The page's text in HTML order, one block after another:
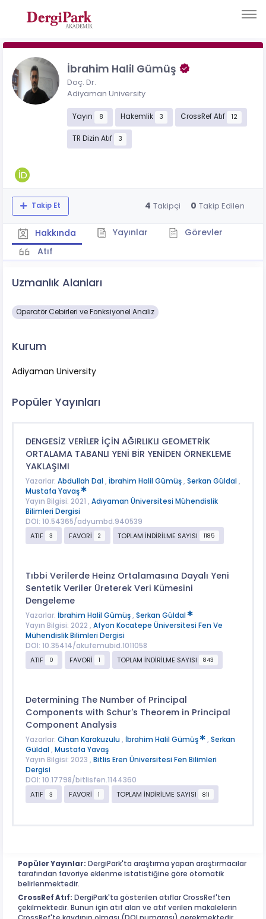
İbrahim Halil Gümüş
Doç. Dr.
Adiyaman University
Yayın 8 Hakemlik 3 CrossRef Atıf 12
TR Dizin Atıf 3
Takip Et 4 Takipçi 0 Takip Edilen
Hakkında Yayınlar
Görevler
Atıf
Uzmanlık Alanları
Operatör Cebirleri ve Fonksiyonel Analiz
Kurum
Adiyaman University
Popüler Yayınları
DENGESİZ VERİLER İÇİN AĞIRLIKLI GEOMETRİK
ORTALAMA TABANLI YENİ BİR YENİDEN ÖRNEKLEME
YAKLAŞIMI
Yazarlar: Abdullah Dal , İbrahim Halil Gümüş, Serkan Güldal ,
Mustafa Yavaş
Yayın Bilgisi: 2021 , Adıyaman Üniversitesi Mühendislik
Bilimleri Dergisi
DOI: 10.54365/adyumbd.940539
ATIF
3 FAVORİ 2 TOPLAM İNDİRİLME SAYISI 1185
Tıbbi Verilerde Heinz Ortalamasına Dayalı Yeni
Sentetik Veriler Üreterek Veri Kümesini
Dengeleme
Yazarlar: İbrahim Halil Gümüş, Serkan Güldal
Yayın Bilgisi: 2022 , Afyon Kocatepe Üniversitesi Fen Ve
Mühendislik Bilimleri Dergisi
DOI: 10.35414/akufemubid.1011058
ATIF
0 FAVORİ 1 TOPLAM İNDİRİLME SAYISI 843
Determining The Number of Principal
Components with Schur's Theorem in Principal
Component Analysis
Yazarlar: Cihan Karakuzulu , İbrahim Halil Gümüş , Serkan
Güldal , Mustafa Yavaş
Yayın Bilgisi: 2023 , Bitlis Eren Üniversitesi Fen Bilimleri
Dergisi
DOI: 10.17798/bitlisfen.1144360
ATIF
3 FAVORİ 1 TOPLAM İNDİRİLME SAYISI 811
Popüler Yayınlar: DergiPark'ta araştırma yapan araştırmacılar
tarafından favoriye eklenme istatistiğine göre otomatik
belirlenmektedir.
CrossRef Atıf: DergiPark'ta gösterilen atıflar CrossRef'ten
çekilmektedir. Bunun için atıf alan ve atıf verilen makalelerin